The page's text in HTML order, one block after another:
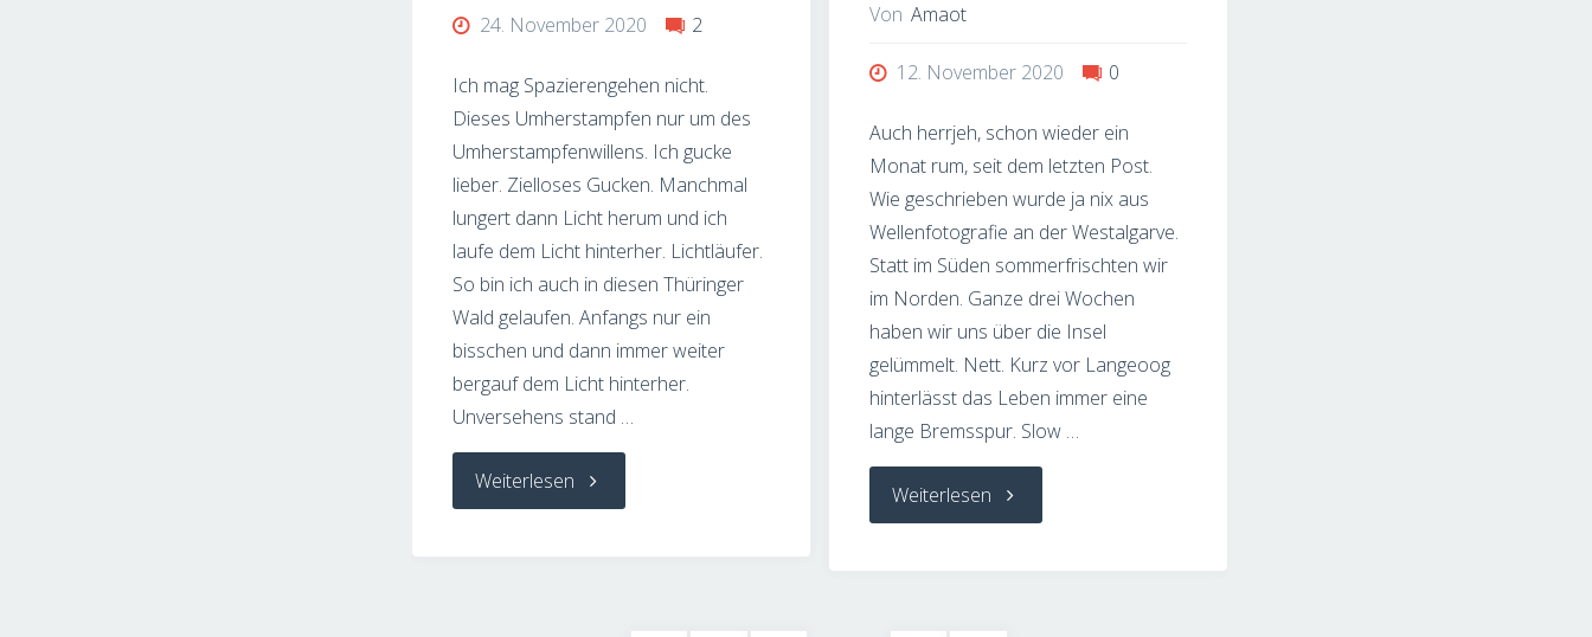
24. November 2020 2
Ich mag Spazierengehen nicht.
Dieses Umherstampfen nur um des
Umherstampfenwillens. Ich gucke
lieber. Zielloses Gucken. Manchmal
lungert dann Licht herum und ich
laufe dem Licht hinterher. Lichtläufer.
So bin ich auch in diesen Thüringer
Wald gelaufen. Anfangs nur ein
bisschen und dann immer weiter
bergauf dem Licht hinterher.
Unversehens stand …
Weiterlesen"Fotodings
Von Amaot
12. November 2020 0
Auch herrjeh, schon wieder ein
Monat rum, seit dem letzten Post.
Wie geschrieben wurde ja nix aus
Wellenfotografie an der Westalgarve.
Statt im Süden sommerfrischten wir
im Norden. Ganze drei Wochen
haben wir uns über die Insel
gelümmelt. Nett. Kurz vor Langeoog
hinterlässt das Leben immer eine
lange Bremsspur. Slow …
Weiterlesen"Fotodings